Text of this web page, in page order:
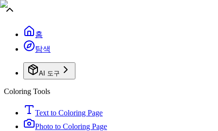
홈
탐색
AI 도구
Coloring Tools
Text to Coloring Page
Photo to Coloring Page